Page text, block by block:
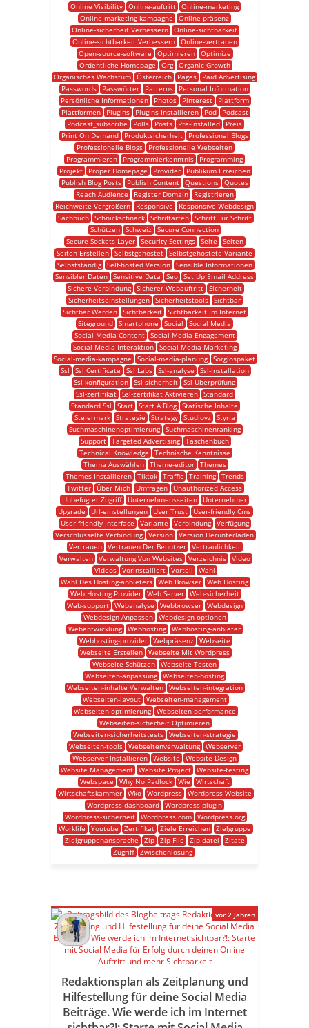
Online Visibility Online-auftritt Online-marketing
Online-marketing-kampagne
Online-präsenz
Online-sicherheit Verbessern Online-sichtbarkeit
Online-sichtbarkeit Verbessern
Online-vertrauen
Open-source-software
Optimieren
Optimize
Ordentliche Homepage
Org
Organic Growth
Organisches Wachstum Österreich Pages
Paid Advertising
Passwords
Passwörter Patterns
Personal Information
Persönliche Informationen
Photos Pinterest
Plattform
Plattformen
Plugins Plugins Installieren Pod
Podcast
Podcast_subscribe
Polls Posts Pre-installed
Preis
Print On Demand
Produktsicherheit
Professional Blogs
Professionelle Blogs
Professionelle Webseiten
Programmieren
Programmierkenntnis
Programming
Projekt
Proper Homepage Provider
Publikum Erreichen
Publish Blog Posts
Publish Content Questions
Quotes
Reach Audience
Register Domain
Registrieren
Reichweite Vergrößern
Responsive
Responsive Webdesign
Sachbuch
Schnickschnack Schriftarten
Schritt Für Schritt
Schützen Schweiz Secure Connection
Secure Sockets Layer
Security Settings Seite
Seiten
Seiten Erstellen Selbstgehostet Selbstgehostete Variante
Selbstständig
Self-hosted Version
Sensible Informationen
Sensibler Daten Sensitive Data Seo Set Up Email Address
Sichere Verbindung
Sicherer Webauftritt
Sicherheit
Sicherheitseinstellungen Sicherheitstools Sichtbar
Sichtbar Werden Sichtbarkeit Sichtbarkeit Im Internet
Siteground Smartphone Social
Social Media
Social Media Content
Social Media Engagement
Social Media Interaktion
Social Media Marketing
Social-media-kampagne
Social-media-planung Sorglospaket
Ssl
Ssl Certificate Ssl Labs Ssl-analyse
Ssl-installation
Ssl-konfiguration Ssl-sicherheit Ssl-Überprüfung
Ssl-zertifikat Ssl-zertifikat Aktivieren Standard
Standard Ssl
Start Start A Blog Statische Inhalte
Steiermark
Strategie Strategy Studiovz
Styria
Suchmaschinenoptimierung
Suchmaschinenranking
Support
Targeted Advertising
Taschenbuch
Technical Knowledge
Technische Kenntnisse
Thema Auswählen
Theme-editor
Themes
Themes Installieren
Tiktok Traffic Training
Trends
Twitter
Über Mich Umfragen
Unauthorized Access
Unbefugter Zugriff
Unternehmensseiten
Unternehmer
Upgrade
Url-einstellungen User Trust
User-friendly Cms
User-friendly Interface
Variante Verbindung
Verfügung
Verschlüsselte Verbindung Version Version Herunterladen
Vertrauen
Vertrauen Der Benutzer
Vertraulichkeit
Verwalten
Verwaltung Von Websites Verzeichnis
Video
Videos
Vorinstalliert Vorteil
Wahl
Wahl Des Hosting-anbieters Web Browser Web Hosting
Web Hosting Provider
Web Server
Web-sicherheit
Web-support
Webanalyse Webbrowser
Webdesign
Webdesign Anpassen
Webdesign-optionen
Webentwicklung Webhosting Webhosting-anbieter
Webhosting-provider
Webpräsenz
Webseite
Webseite Erstellen
Webseite Mit Wordpress
Webseite Schützen Webseite Testen
Webseiten-anpassung Webseiten-hosting
Webseiten-inhalte Verwalten
Webseiten-integration
Webseiten-layout
Webseiten-management
Webseiten-optimierung
Webseiten-performance
Webseiten-sicherheit Optimieren
Webseiten-sicherheitstests Webseiten-strategie
Webseiten-tools
Webseitenverwaltung
Webserver
Webserver Installieren Website
Website Design
Website Management Website Project Website-testing
Webspace
Why No Padlock Wie
Wirtschaft
Wirtschaftskammer
Wko Wordpress
Wordpress Website
Wordpress-dashboard Wordpress-plugin
Wordpress-sicherheit
Wordpress.com
Wordpress.org
Worklife
Youtube Zertifikat Ziele Erreichen
Zielgruppe
Zielgruppenansprache
Zip Zip File Zip-datei
Zitate
Zugriff Zwischenlösung
Redaktionsplan als Zeitplanung und
Hilfestellung für deine Social Media
Beiträge. Wie werde ich im Internet
vor 2 Jahren